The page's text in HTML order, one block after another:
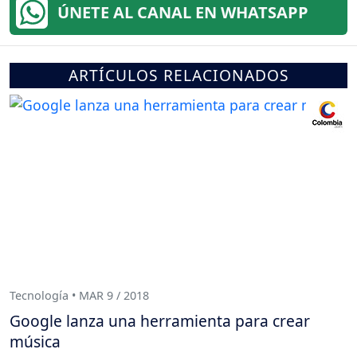
ÚNETE AL CANAL EN WHATSAPP
ARTÍCULOS RELACIONADOS
Tecnología • MAR 9 / 2018
Google lanza una herramienta para crear
música